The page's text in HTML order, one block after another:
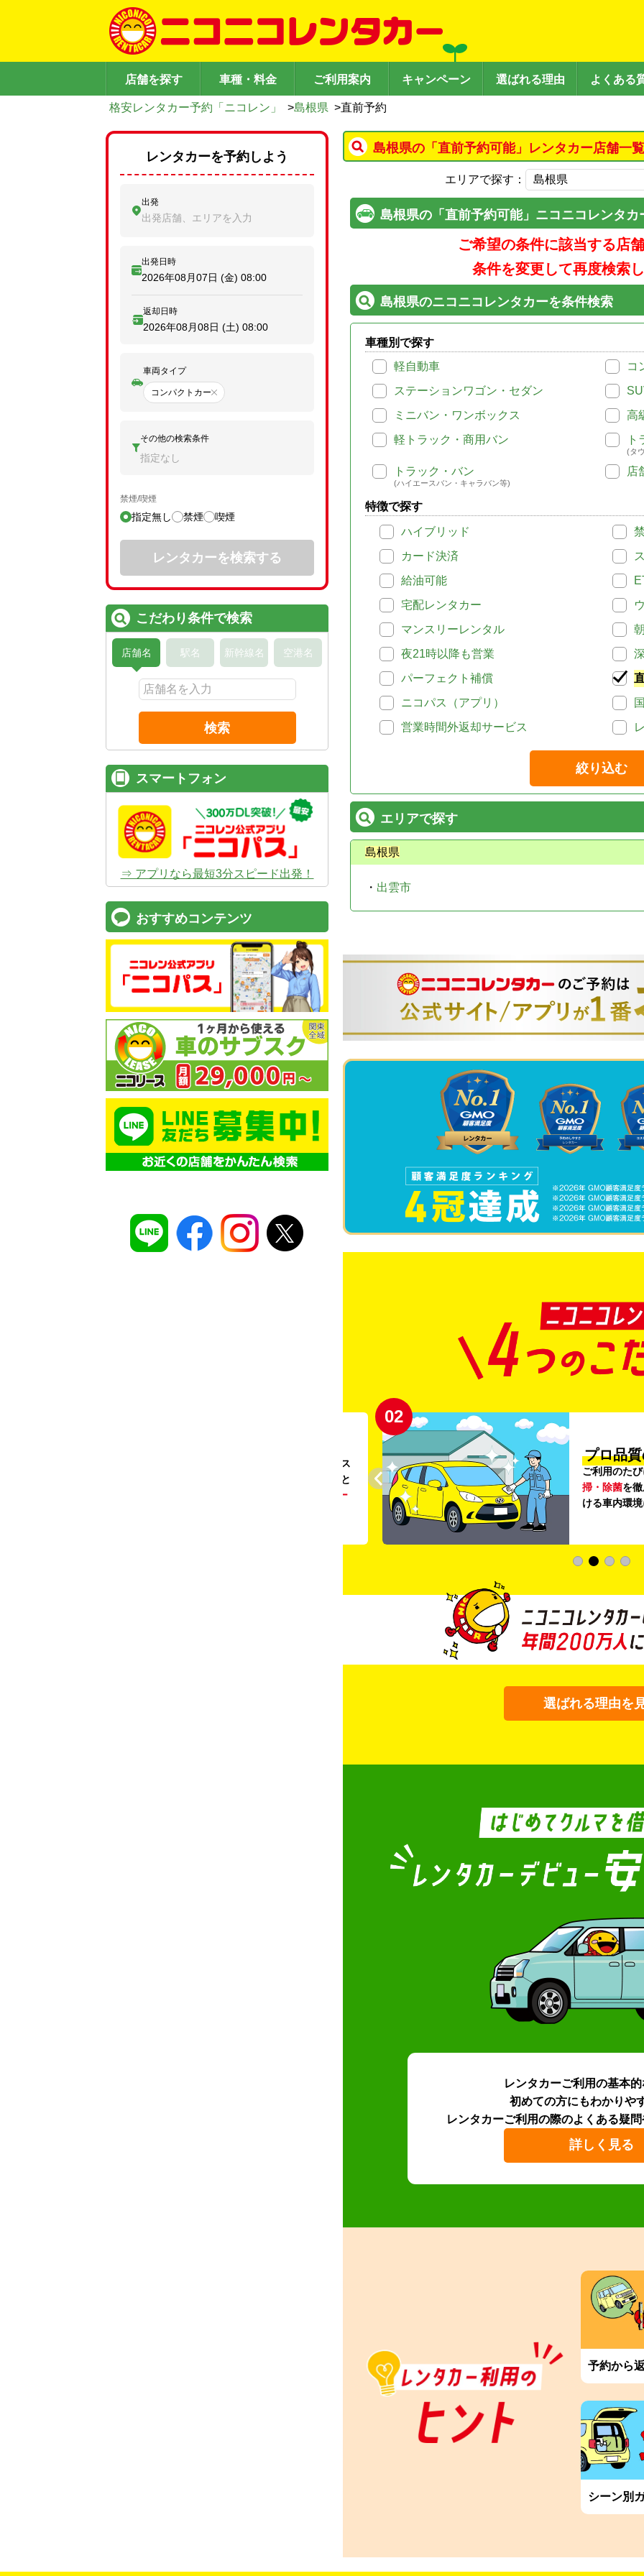
店舗を探す 車種・料金 ご利用案内 キャンペーン 選ばれる理由 よくある
格安レンタカー予約「ニコレン」 >島根県 >直前予約
島根県の「直前予約可能」レンタカー店舗一
エリアで探す：
島根県の「直前予約可能」ニコニコレンタカ
ご希望の条件に該当する店
条件を変更して再度検索
島根県のニコニコレンタカーを条件検索
車種別で探す
軽自動車
コ
ステーションワゴン・セダン
ミニバン・ワンボックス
高
軽トラック・商用バン
ト
(タ
トラック・バン
(ハイエースバン・キャラバン等)
店
特徴で探す
ハイブリッド
カード決済
給油可能
宅配レンタカー
マンスリーレンタル
夜21時以降も営業
パーフェクト補償
ニコパス（アプリ）
営業時間外返却サービス
絞り込む
エリアで探す
島根県
・ 出雲市
。ガソリンス
タンドや整備工場の既存インフラを活用すること
リー
02
プロ品
ご利用のた
掃・除菌を
ける車内環
選ばれる理由を
レンタカーご利用の基本
初めての方にもわかりや
レンタカーご利用の際のよくある疑問
詳しく見る
予約から
シーン別
レンタカーを予約しよう
出発
出発店舗、エリアを入力
出発日時
2026年08月07日 (金) 08:00
返却日時
2026年08月08日 (土) 08:00
車両タイプ
コンパクトカー
その他の検索条件
指定なし
禁煙/喫煙
指定無し 禁煙 喫煙
レンタカーを検索する
こだわり条件で検索
店舗名 駅名 新幹線名 空港名
検索
スマートフォン
⇒ アプリなら最短3分スピード出発！
おすすめコンテンツ